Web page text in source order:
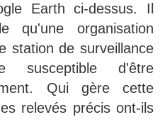
Earth ci-dessus. Il
qu'une organisation
station de surveillance
susceptible d'être
Qui gère cette
relevés précis ont-ils